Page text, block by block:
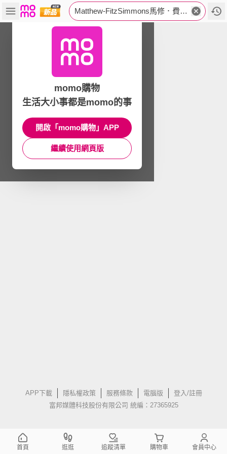
Matthew-FitzSimmons馬修．費茲西蒙斯
APP下載 隱私權政策 服務條款 電腦版
登入/註冊
富邦媒體科技股份有限公司 統編：27365925
momo購物
生活大小事都是momo的事
開啟「momo購物」APP
繼續使用網頁版
首頁 逛逛 追蹤清單 購物車 會員中心